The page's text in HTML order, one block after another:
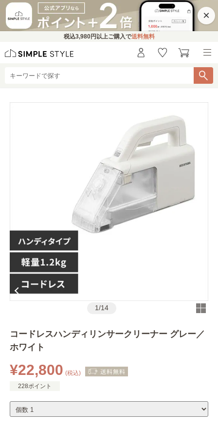
×
税込3,980円 以上ご購入で送料無料
1/14
コードレスハンディリンサークリーナー グレー／
ホワイト
¥22,800 (税込)
228ポイント